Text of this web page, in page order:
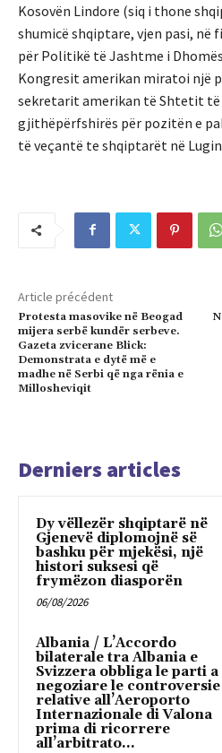
Kosovën Lindore (siq i thone
shumicë shqiptare, vjen pasi,
për Politikë të Jashtme i
Kongresit amerikan miratoi një
sekretarit amerikan të Shtetit
gjithëpërfshirës për pozitën e
të veçantë te shqiptarët në
Article précédent
Protesta masovike në Beogad
mijera serbë kundër serbeve.
Gazeta zvicerane Blick:
Demonstrata e dytë më e
madhe në Serbi që nga rënia e
Millosheviqit
Derniers articles
Dy vëllezër shqiptarë në
Gjenevë diplomojnë së
bashku për mjekësi, një
histori suksesi që
frymëzon diasporën
06/08/2026
Albania / L’Accordo
bilaterale tra Albania e
Svizzera obbliga le parti a
negoziare le controversie
relative all’Aeroporto
Internazionale di Valona
prima di ricorrere
all’arbitrato...